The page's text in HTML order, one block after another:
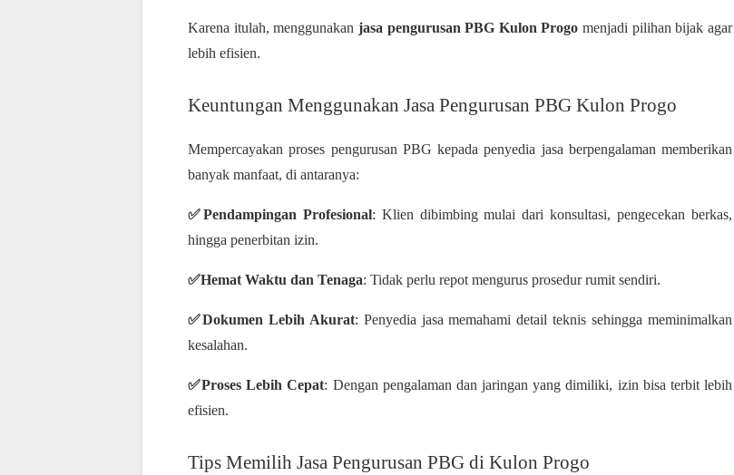
Karena itulah, menggunakan jasa pengurusan PBG Kulon Progo menjadi pilihan bijak agar
lebih efisien.
Keuntungan Menggunakan Jasa Pengurusan PBG Kulon Progo
Mempercayakan proses pengurusan PBG kepada penyedia jasa berpengalaman memberikan
banyak manfaat, di antaranya:
✅Pendampingan Profesional: Klien dibimbing mulai dari konsultasi, pengecekan berkas,
hingga penerbitan izin.
✅Hemat Waktu dan Tenaga: Tidak perlu repot mengurus prosedur rumit sendiri.
✅Dokumen Lebih Akurat: Penyedia jasa memahami detail teknis sehingga meminimalkan
kesalahan.
✅Proses Lebih Cepat: Dengan pengalaman dan jaringan yang dimiliki, izin bisa terbit lebih
efisien.
Tips Memilih Jasa Pengurusan PBG di Kulon Progo